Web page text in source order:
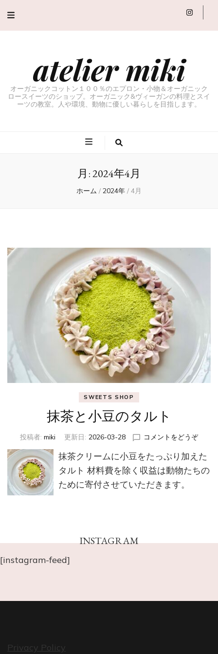
atelier miki
オーガニックコットン１００％のエプロン・小物＆オーガニック
ロースイーツのショップ。オーガニック&ヴィーガンの料理とスイ
ーツの教室。人や環境、動物に優しい暮らしを目指します。
月:2024年4月
ホーム / 2024年 / 4月
SWEETS SHOP
抹茶と小豆のタルト
投稿者: miki 更新日: 2026-03-28 コメントをどうぞ(抹
と
小
豆
抹茶クリームに小豆をたっぷり加えた
タルト 材料費を除く収益は動物たちの
ために寄付させていただきます。
INSTAGRAM
[instagram-feed]
Privacy Policy